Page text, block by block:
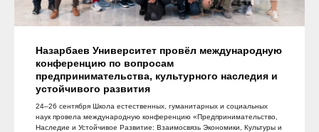
Назарбаев Университет провёл международную
конференцию по вопросам
предпринимательства, культурного наследия и
устойчивого развития
24–26 сентября Школа естественных, гуманитарных и социальных
наук провела международную конференцию «Предпринимательство,
Наследие и Устойчивое Развитие: Взаимосвязь Экономики, Культуры и